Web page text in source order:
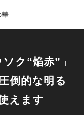
華
ク“焔赤”」
倒的な明る
えます